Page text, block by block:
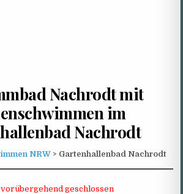
Nachrodt mit
im
Nachrodt
NRW > Gartenhallenbad Nachrodt
vorübergehend geschlossen